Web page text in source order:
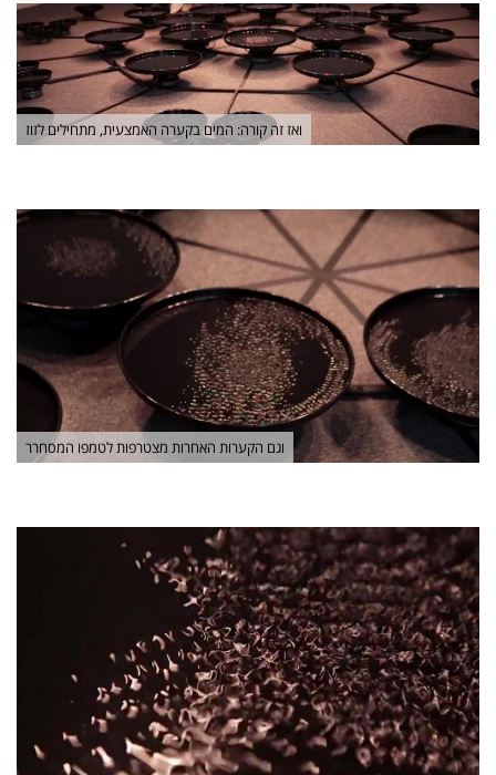
ואז זה קורה: המים בקערה האמצעית, מתחילים לזוז
וגם הקערות האחרות מצטרפות לטמפו המסחרר